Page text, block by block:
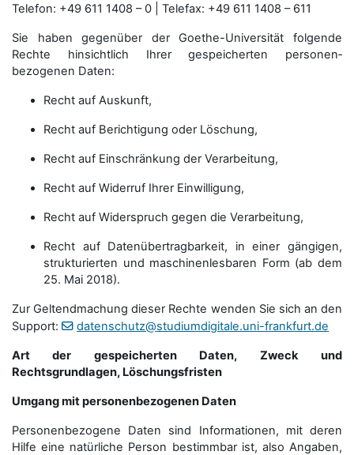
Telefon: +49 611 1408 – 0 | Telefax: +49 611 1408 – 611
Sie haben gegenüber der Goethe-Universität folgende
Rechte hinsichtlich Ihrer gespeicherten personen­
bezogenen Daten:
Recht auf Auskunft,
Recht auf Berichtigung oder Löschung,
Recht auf Einschränkung der Verarbeitung,
Recht auf Widerruf Ihrer Einwilligung,
Recht auf Widerspruch gegen die Verarbeitung,
Recht auf Datenübertragbarkeit, in einer gängigen,
strukturierten und maschinenlesbaren Form (ab dem
25. Mai 2018).
Zur Geltendmachung dieser Rechte wenden Sie sich an den
Support:
datenschutz@studiumdigitale.uni-frankfurt.de
Art der gespeicherten Daten, Zweck und
Rechtsgrundlagen, Löschungsfristen
Umgang mit personenbezogenen Daten
Personenbezogene Daten sind Informationen, mit deren
Hilfe eine natürliche Person bestimmbar ist, also Angaben,